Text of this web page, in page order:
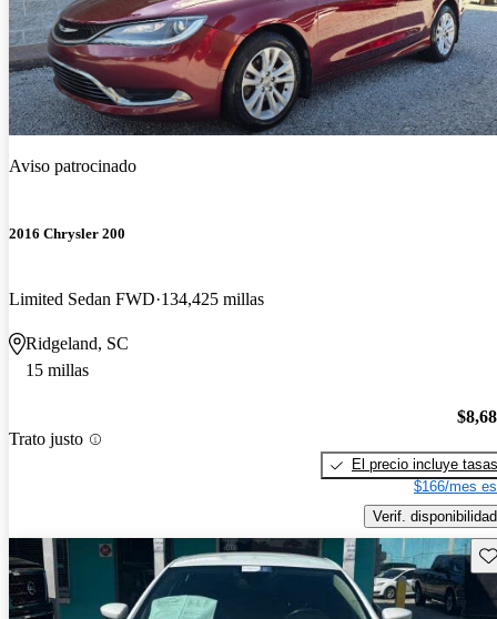
Aviso patrocinado
2016 Chrysler 200
Limited Sedan FWD 134,425 millas
Ridgeland, SC
15 millas
Trato justo
El precio incluye tasas
$166/mes
Verif. disponibilidad